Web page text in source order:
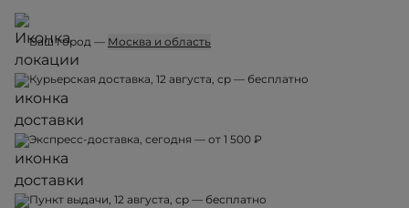
Ваш город — Москва и область
Курьерская доставка, 12 августа, ср — бесплатно
Экспресс-доставка, сегодня — от 1 500 ₽
Пункт выдачи, 12 августа, ср — бесплатно